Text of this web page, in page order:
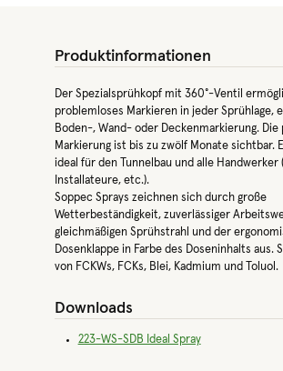
Produktinformationen
Der Spezialsprühkopf mit 360°-Ventil
problemloses Markieren in jeder Sprühlage,
Boden-, Wand- oder Deckenmarkierung.
Markierung ist bis zu zwölf Monate sichtbar.
ideal für den Tunnelbau und alle Handwerker
Installateure, etc.).
Soppec Sprays zeichnen sich durch große
Wetterbeständigkeit, zuverlässiger
gleichmäßigen Sprühstrahl und der
Dosenklappe in Farbe des Doseninhalts aus.
von FCKWs, FCKs, Blei, Kadmium und Toluol.
Downloads
223-WS-SDB Ideal Spray